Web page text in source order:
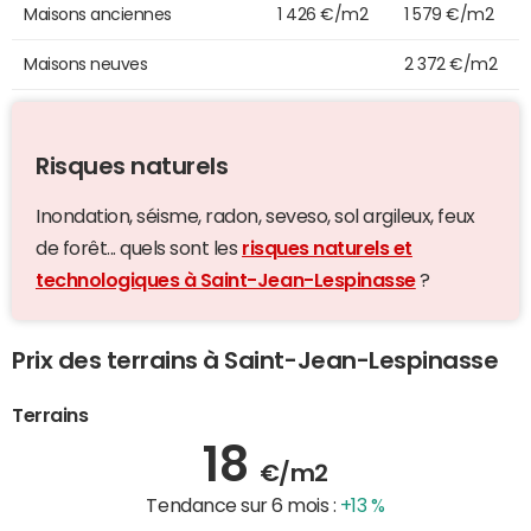
Maisons anciennes 1 426 €/m2 1 579 €/m2
Maisons neuves 2 372 €/m2
Risques naturels
Inondation, séisme, radon, seveso, sol argileux, feux
de forêt... quels sont les risques naturels et
technologiques à Saint-Jean-Lespinasse?
Prix des terrains à Saint-Jean-Lespinasse
Terrains
18 €/m2
Tendance sur 6 mois : +13 %